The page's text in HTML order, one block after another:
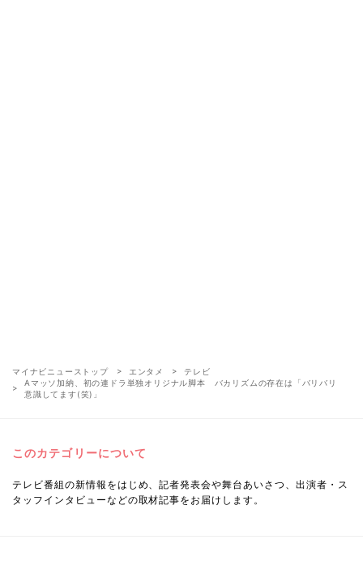
マイナビニューストップ エンタメ
テレビ
Aマッソ加納、初の連ドラ単独オリジナル脚本 バカリズムの存在は「バリバリ
意識してます(笑)」
このカテゴリーについて
テレビ番組の新情報をはじめ、記者発表会や舞台あいさつ、出演者・ス
タッフインタビューなどの取材記事をお届けします。